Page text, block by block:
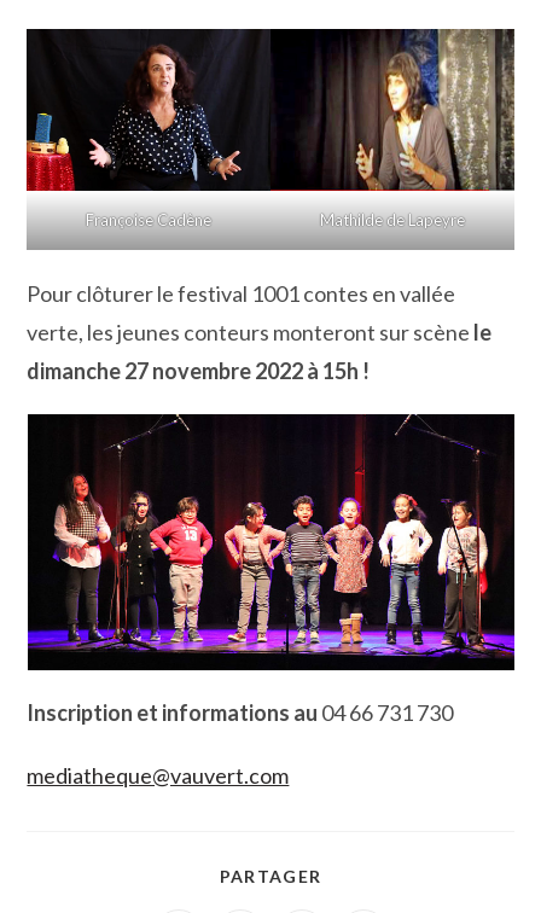
Françoise Cadène Mathilde de Lapeyre
Pour clôturer le festival 1001 contes en vallée
verte, les jeunes conteurs monteront sur scène le
dimanche 27 novembre 2022 à 15h !
Inscription et informations au 04 66 731 730
mediatheque@vauvert.com
PARTAGER